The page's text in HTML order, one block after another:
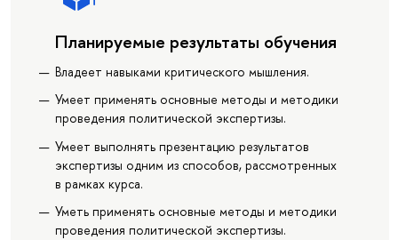
Планируемые результаты обучения
Владеет навыками критического мышления.
Умеет применять основные методы и методики
проведения политической экспертизы.
Умеет выполнять презентацию результатов
экспертизы одним из способов, рассмотренных
в рамках курса.
Уметь применять основные методы и методики
проведения политической экспертизы.